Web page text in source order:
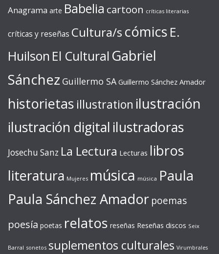
Anagrama arte Babelia cartoon críticas literarias
críticas y reseñas Cultura/s cómics E.
Huilson El Cultural Gabriel
Sánchez Guillermo SA Guillermo Sánchez Amador
historietas illustration ilustración
ilustración digital ilustradoras
Josechu Sanz La Lectura Lecturas libros
literatura Mujeres música música Paula
Paula Sánchez Amador poemas
poesía poetas relatos reseñas Reseñas discos Seix
Barral sonetos suplementos culturales Virumbrales